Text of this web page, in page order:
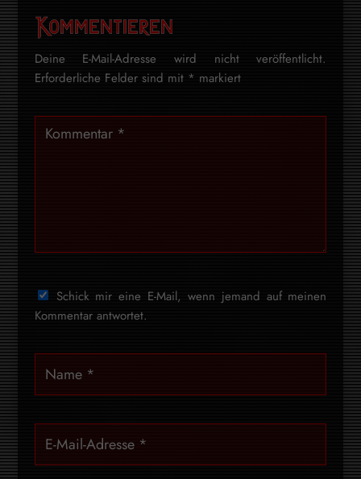
Kommentieren
Deine E-Mail-Adresse wird nicht veröffentlicht.
Erforderliche Felder sind mit * markiert
Schick mir eine E-Mail, wenn jemand auf meinen
Kommentar antwortet.